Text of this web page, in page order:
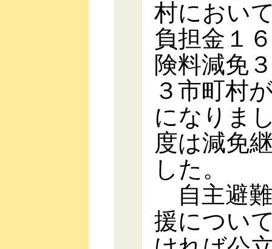
村におい
負担金１
険料減免
３市町村
になりま
度は減免
した。
自主避
援につい